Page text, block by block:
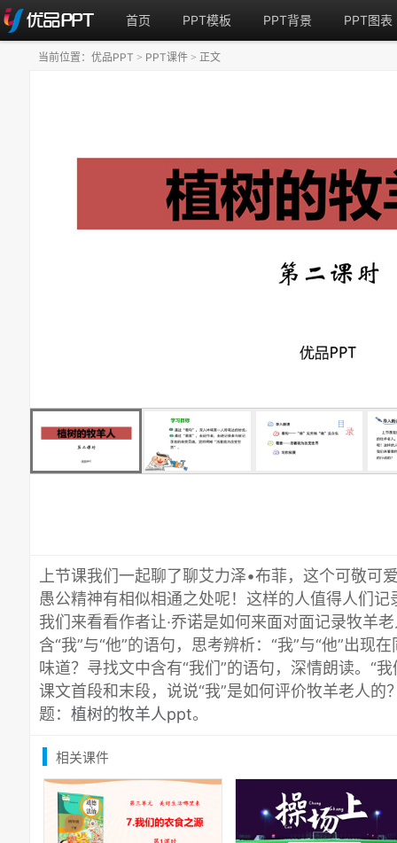
首页 PPT模板 PPT背景 PPT图表
上节课我们一起聊了聊艾力泽•布菲，这个可敬可
愚公精神有相似相通之处呢！这样的人值得人们
我们来看看作者让·乔诺是如何来面对面记录牧羊
含“我”与“他”的语句，思考辨析：“我”与“他”出现
味道？寻找文中含有“我们”的语句，深情朗读。“
课文首段和末段，说说“我”是如何评价牧羊老人的
题： 植树的牧羊人ppt。
当前位置： 优品PPT > PPT课件 > 正文
相关课件